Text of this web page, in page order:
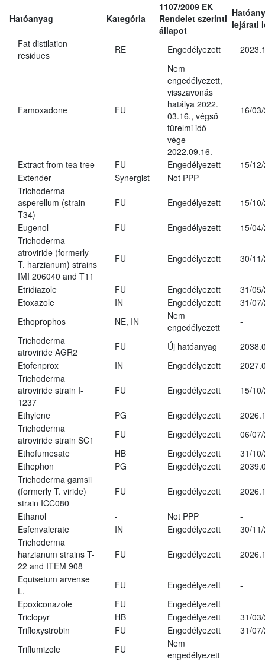
Hatóanyag Kategória
1107/2009 EK
Rendelet szerinti
állapot
lejárati
Fat distilation
residues
RE Engedélyezett
Famoxadone FU
Nem
engedélyezett,
visszavonás
hatálya 2022.
03.16., végső
türelmi idő
vége
2022.09.16.
16/
Extract from tea tree FU Engedélyezett
15/
Extender
Synergist Not PPP
-
Trichoderma
asperellum (strain
T34)
FU Engedélyezett 15/
Eugenol FU Engedélyezett
15/
Trichoderma
atroviride (formerly
T. harzianum) strains
IMI 206040 and T11
FU Engedélyezett 30/
Etridiazole FU Engedélyezett
31/
Etoxazole
IN Engedélyezett
31/
Ethoprophos
NE, IN
Nem
engedélyezett
-
Trichoderma
atroviride AGR2
FU Új hatóanyag
Etofenprox
IN Engedélyezett
Trichoderma
atroviride strain I-
1237
FU Engedélyezett 15/
Ethylene PG Engedélyezett
Trichoderma
atroviride strain SC1
FU Engedélyezett
06/
Ethofumesate
HB Engedélyezett
31/
Ethephon
PG Engedélyezett
Trichoderma gamsii
(formerly T. viride)
strain ICC080
FU Engedélyezett
Ethanol - Not PPP
-
Esfenvalerate
IN Engedélyezett
30/
Trichoderma
harzianum strains T-
22 and ITEM 908
FU Engedélyezett
Equisetum arvense
L.
FU Engedélyezett
-
Epoxiconazole
FU
Engedélyezett
Triclopyr
HB Engedélyezett
31/
Trifloxystrobin
FU Engedélyezett
31/
Triflumizole
FU
Nem
engedélyezett